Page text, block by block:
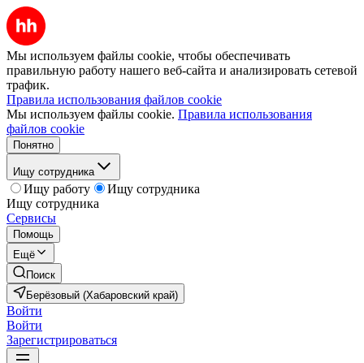
Мы используем файлы cookie, чтобы обеспечивать
правильную работу нашего веб-сайта и анализировать сетевой
трафик.
Правила использования файлов cookie
Мы используем файлы cookie. Правила использования
файлов cookie
Понятно
Ищу сотрудника
Ищу работу
Ищу сотрудника
Ищу сотрудника
Сервисы
Помощь
Ещё
Поиск
Берёзовый (Хабаровский край)
Войти
Войти
Зарегистрироваться